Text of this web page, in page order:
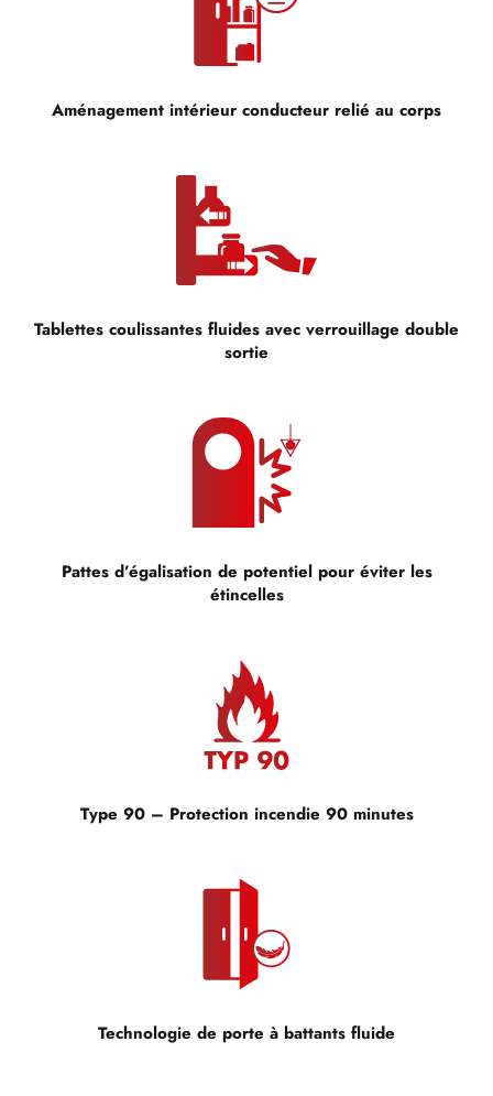
Aménagement intérieur conducteur relié au corps
Tablettes coulissantes fluides avec verrouillage double
sortie
Pattes d’égalisation de potentiel pour éviter les
étincelles
Type 90 – Protection incendie 90 minutes
Technologie de porte à battants fluide